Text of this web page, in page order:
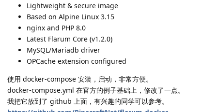
Lightweight & secure image
Based on Alpine Linux 3.15
nginx and PHP 8.0
Latest Flarum Core (v1.2.0)
MySQL/Mariadb driver
OPCache extension configured
使用 docker-compose 安装，启动，非常方便。
docker-compose.yml 在官方的例子基础上，修改了一点。
我把它放到了 github 上面，有兴趣的同学可以参考。